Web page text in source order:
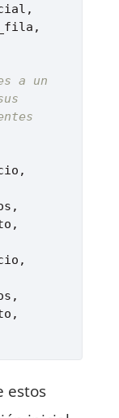
a un
estos